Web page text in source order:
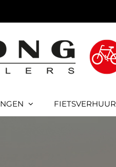
FIETSVERHUUR